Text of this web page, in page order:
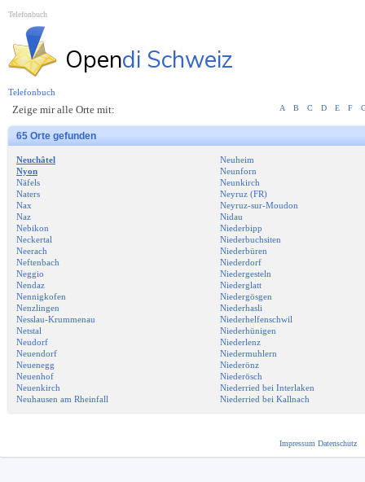
Telefonbuch
Opendi Schweiz
Zeige mir alle Orte mit: A B C D E F
65 Orte gefunden
Neuchâtel
Nyon
Näfels
Naters
Nax
Naz
Nebikon
Neckertal
Neerach
Neftenbach
Neggio
Nendaz
Nennigkofen
Nenzlingen
Nesslau-Krummenau
Netstal
Neudorf
Neuendorf
Neuenegg
Neuenhof
Neuenkirch
Neuhausen am Rheinfall
Neuheim
Neunforn
Neunkirch
Neyruz (FR)
Neyruz-sur-Moudon
Nidau
Niederbipp
Niederbuchsiten
Niederbüren
Niederdorf
Niedergesteln
Niederglatt
Niedergösgen
Niederhasli
Niederhelfenschwil
Niederhünigen
Niederlenz
Niedermuhlern
Niederönz
Niederösch
Niederried bei Interlaken
Niederried bei Kallnach
Telefonbuch
Impressum Datenschutz